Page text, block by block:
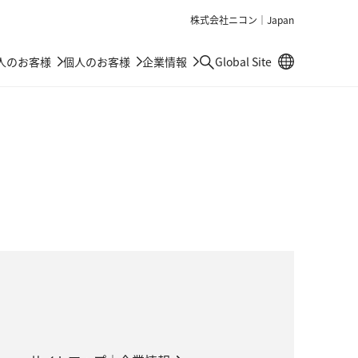
株式会社ニコン｜Japan
のお客様 個人のお客様 企業情報 検索Global Site別窓で遷移しま